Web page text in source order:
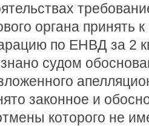
органа
по ЕНВД за 2
судом
законное и
которого не